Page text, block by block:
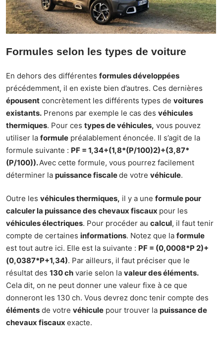
Formules selon les types de voiture
En dehors des différentes formules développées
précédemment, il en existe bien d’autres. Ces dernières
épousent concrètement les différents types de voitures
existants. Prenons par exemple le cas des véhicules
thermiques. Pour ces types de véhicules, vous pouvez
utiliser la formule préalablement énoncée. Il s’agit de la
formule suivante : PF = 1,34+(1,8*(P/100)2)+(3,87*
(P/100)).Avec cette formule, vous pourrez facilement
déterminer la puissance fiscalede votre véhicule.
Outre les véhicules thermiques, il y a une formule pour
calculer la puissance des chevaux fiscaux pour les
véhicules électriques. Pour procéder au calcul, il faut tenir
compte de certaines informations. Notez que la formule
est tout autre ici. Elle est la suivante : PF = (0,0008*P 2)+
(0,0387*P+1,34). Par ailleurs, il faut préciser que le
résultat des 130 ch varie selon la valeur des éléments.
Cela dit, on ne peut donner une valeur fixe à ce que
donneront les 130 ch. Vous devrez donc tenir compte des
éléments de votre véhicule pour trouver la puissance de
chevaux fiscaux exacte.